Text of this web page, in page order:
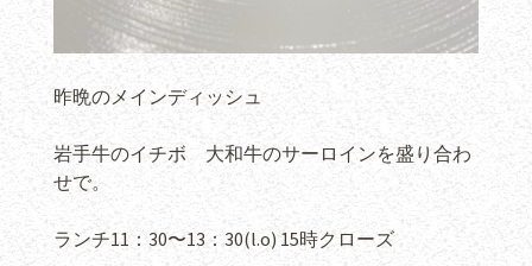
昨晩のメインディッシュ
岩手牛のイチボ 大和牛のサーロインを盛り合わ
せで。
ランチ11：30〜13：30(l.o) 15時クローズ